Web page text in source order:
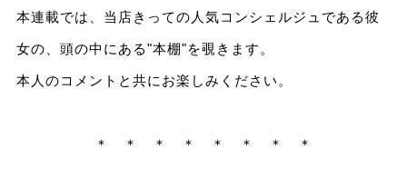
本連載では、当店きっての人気コンシェルジュである彼
女の、頭の中にある"本棚"を覗きます。
本人のコメントと共にお楽しみください。
＊ ＊ ＊ ＊ ＊ ＊ ＊ ＊